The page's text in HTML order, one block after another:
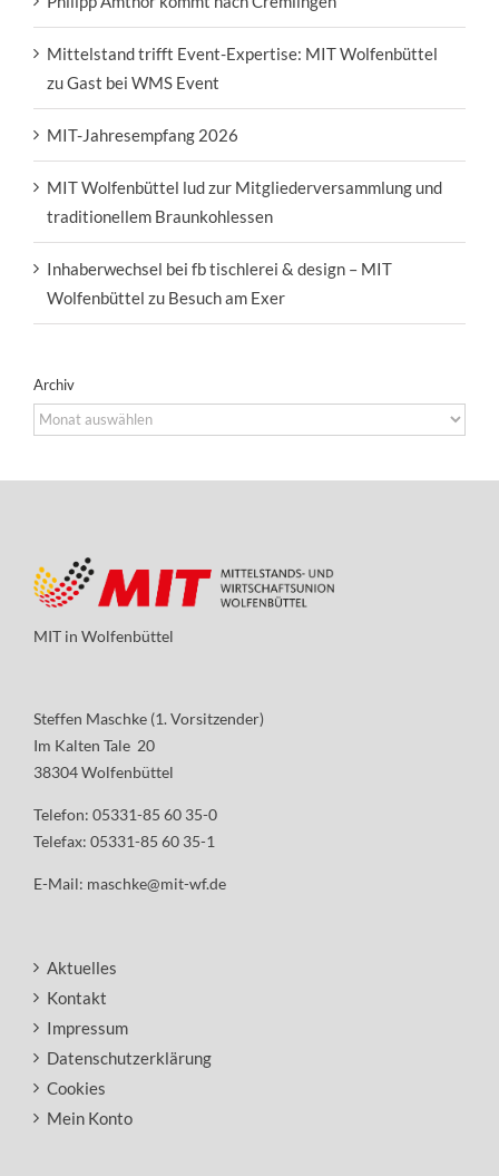
Mittelstand trifft Event-Expertise: MIT Wolfenbüttel
zu Gast bei WMS Event
MIT-Jahresempfang 2026
MIT Wolfenbüttel lud zur Mitgliederversammlung und
traditionellem Braunkohlessen
Inhaberwechsel bei fb tischlerei & design – MIT
Wolfenbüttel zu Besuch am Exer
Archiv
Archiv
MIT in Wolfenbüttel
Steffen Maschke (1. Vorsitzender)
Im Kalten Tale 20
38304 Wolfenbüttel
Telefon: 05331-85 60 35-0
Telefax: 05331-85 60 35-1
E-Mail: maschke@mit-wf.de
Aktuelles
Kontakt
Impressum
Datenschutzerklärung
Cookies
Mein Konto